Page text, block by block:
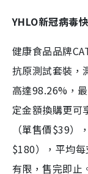
YHLO新冠病毒
健康食品品牌
抗原測試套裝，
高達98.26%，
定金額換購更可
（單售價$39
$180），平均
有限，售完即止